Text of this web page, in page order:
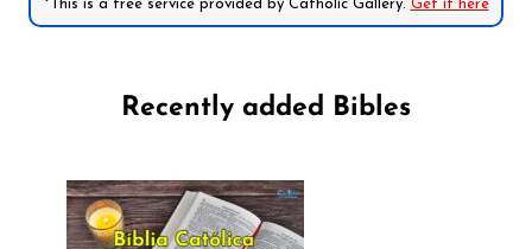
*This is a free service provided by Catholic Gallery. Get it here
Recently added Bibles